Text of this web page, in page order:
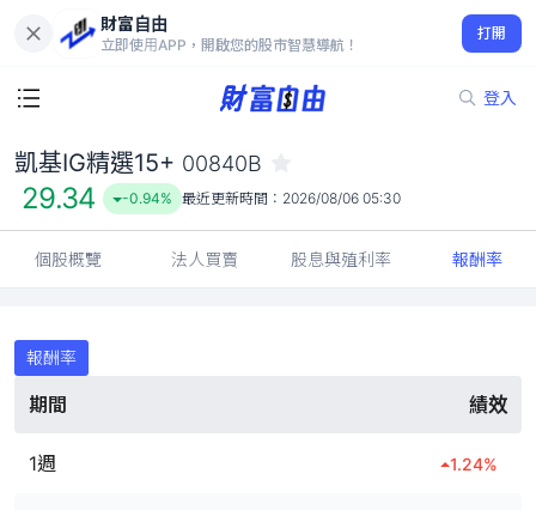
財富自由
立即使用APP，開啟您的股市智慧導航！
打開
登入
29.34
-0.94%
凱基IG精選15+ 00840B
29.34 -0.94% 最近更新時間： 2026/08/06 05:30
個股概覽 法人買賣 股息與殖利率 報酬率
報酬率
期間 績效
1週 1.24%